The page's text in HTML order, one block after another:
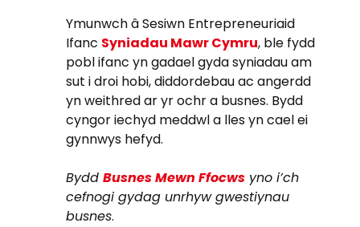
Ymunwch â Sesiwn Entrepreneuriaid
Ifanc Syniadau Mawr Cymru, ble fydd
pobl ifanc yn gadael gyda syniadau am
sut i droi hobi, diddordebau ac angerdd
yn weithred ar yr ochr a busnes. Bydd
cyngor iechyd meddwl a lles yn cael ei
gynnwys hefyd.
ByddBusnes Mewn Ffocws yno i’ch
cefnogi gydag unrhyw gwestiynau
busnes.